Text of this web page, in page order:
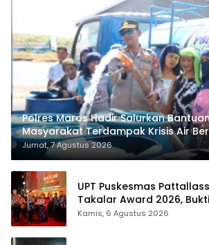
Polres Maros Hadir Salurkan
Masyarakat Terdampak Krisis Air
Jumat, 7 Agustus 2026
UPT Puskesmas
Takalar Award 2026,
Hadirkan Pelayanan
Kamis, 6 Agustus 2026